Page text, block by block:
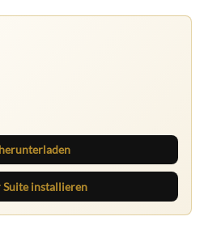
Suite installieren